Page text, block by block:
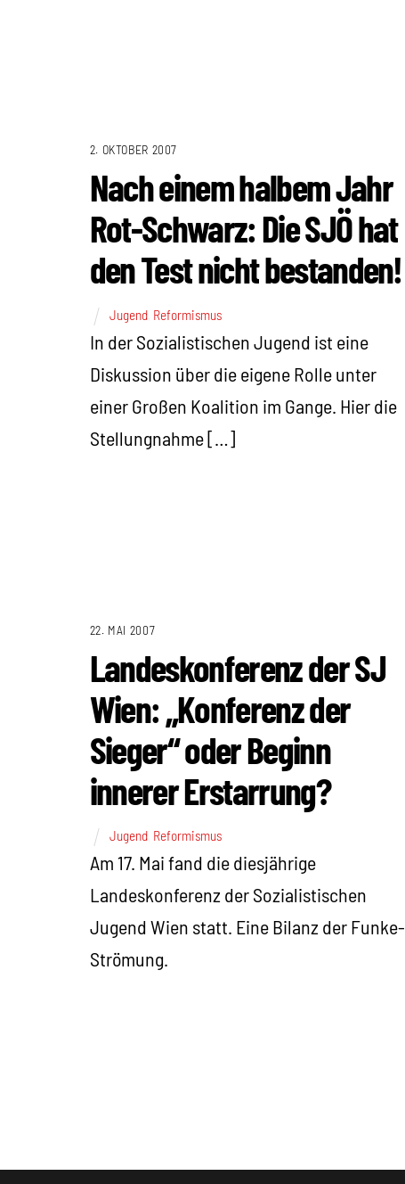
2. OKTOBER 2007
Nach einem halbem Jahr
Rot-Schwarz: Die SJÖ hat
den Test nicht bestanden!
Jugend, Reformismus
In der Sozialistischen Jugend ist eine
Diskussion über die eigene Rolle unter
einer Großen Koalition im Gange. Hier die
Stellungnahme […]
22. MAI 2007
Landeskonferenz der SJ
Wien: „Konferenz der
Sieger“ oder Beginn
innerer Erstarrung?
Jugend, Reformismus
Am 17. Mai fand die diesjährige
Landeskonferenz der Sozialistischen
Jugend Wien statt. Eine Bilanz der Funke-
Strömung.